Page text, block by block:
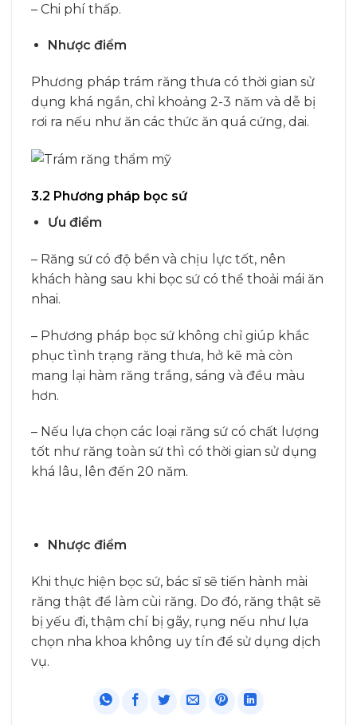
– Chi phí thấp.
Nhược điểm
Phương pháp trám răng thưa có thời gian sử
dụng khá ngắn, chỉ khoảng 2-3 năm và dễ bị
rơi ra nếu như ăn các thức ăn quá cứng, dai.
3.2 Phương pháp bọc sứ
Ưu điểm
– Răng sứ có độ bền và chịu lực tốt, nên
khách hàng sau khi bọc sứ có thể thoải mái ăn
nhai.
– Phương pháp bọc sứ không chỉ giúp khắc
phục tình trạng răng thưa, hở kẽ mà còn
mang lại hàm răng trắng, sáng và đều màu
hơn.
– Nếu lựa chọn các loại răng sứ có chất lượng
tốt như răng toàn sứ thì có thời gian sử dụng
khá lâu, lên đến 20 năm.
Nhược điểm
Khi thực hiện bọc sứ, bác sĩ sẽ tiến hành mài
răng thật để làm cùi răng. Do đó, răng thật sẽ
bị yếu đi, thậm chí bị gãy, rụng nếu như lựa
chọn nha khoa không uy tín để sử dụng dịch
vụ.